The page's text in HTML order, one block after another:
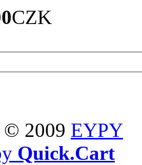
CZK
2009 EYPY
Quick.Cart